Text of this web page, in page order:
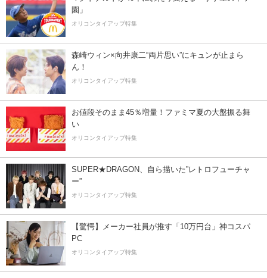
園」
オリコンタイアップ特集
森崎ウィン×向井康二“両片思い”にキュンが止まら
ん！
オリコンタイアップ特集
お値段そのまま45％増量！ファミマ夏の大盤振る舞
い
オリコンタイアップ特集
SUPER★DRAGON、自ら描いた”レトロフューチャ
ー”
オリコンタイアップ特集
【驚愕】メーカー社員が推す「10万円台」神コスパ
PC
オリコンタイアップ特集